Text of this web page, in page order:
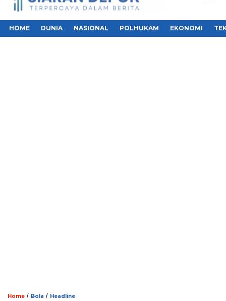
HOME DUNIA NASIONAL POLHUKAM EKONOMI
Home / Bola / Headline